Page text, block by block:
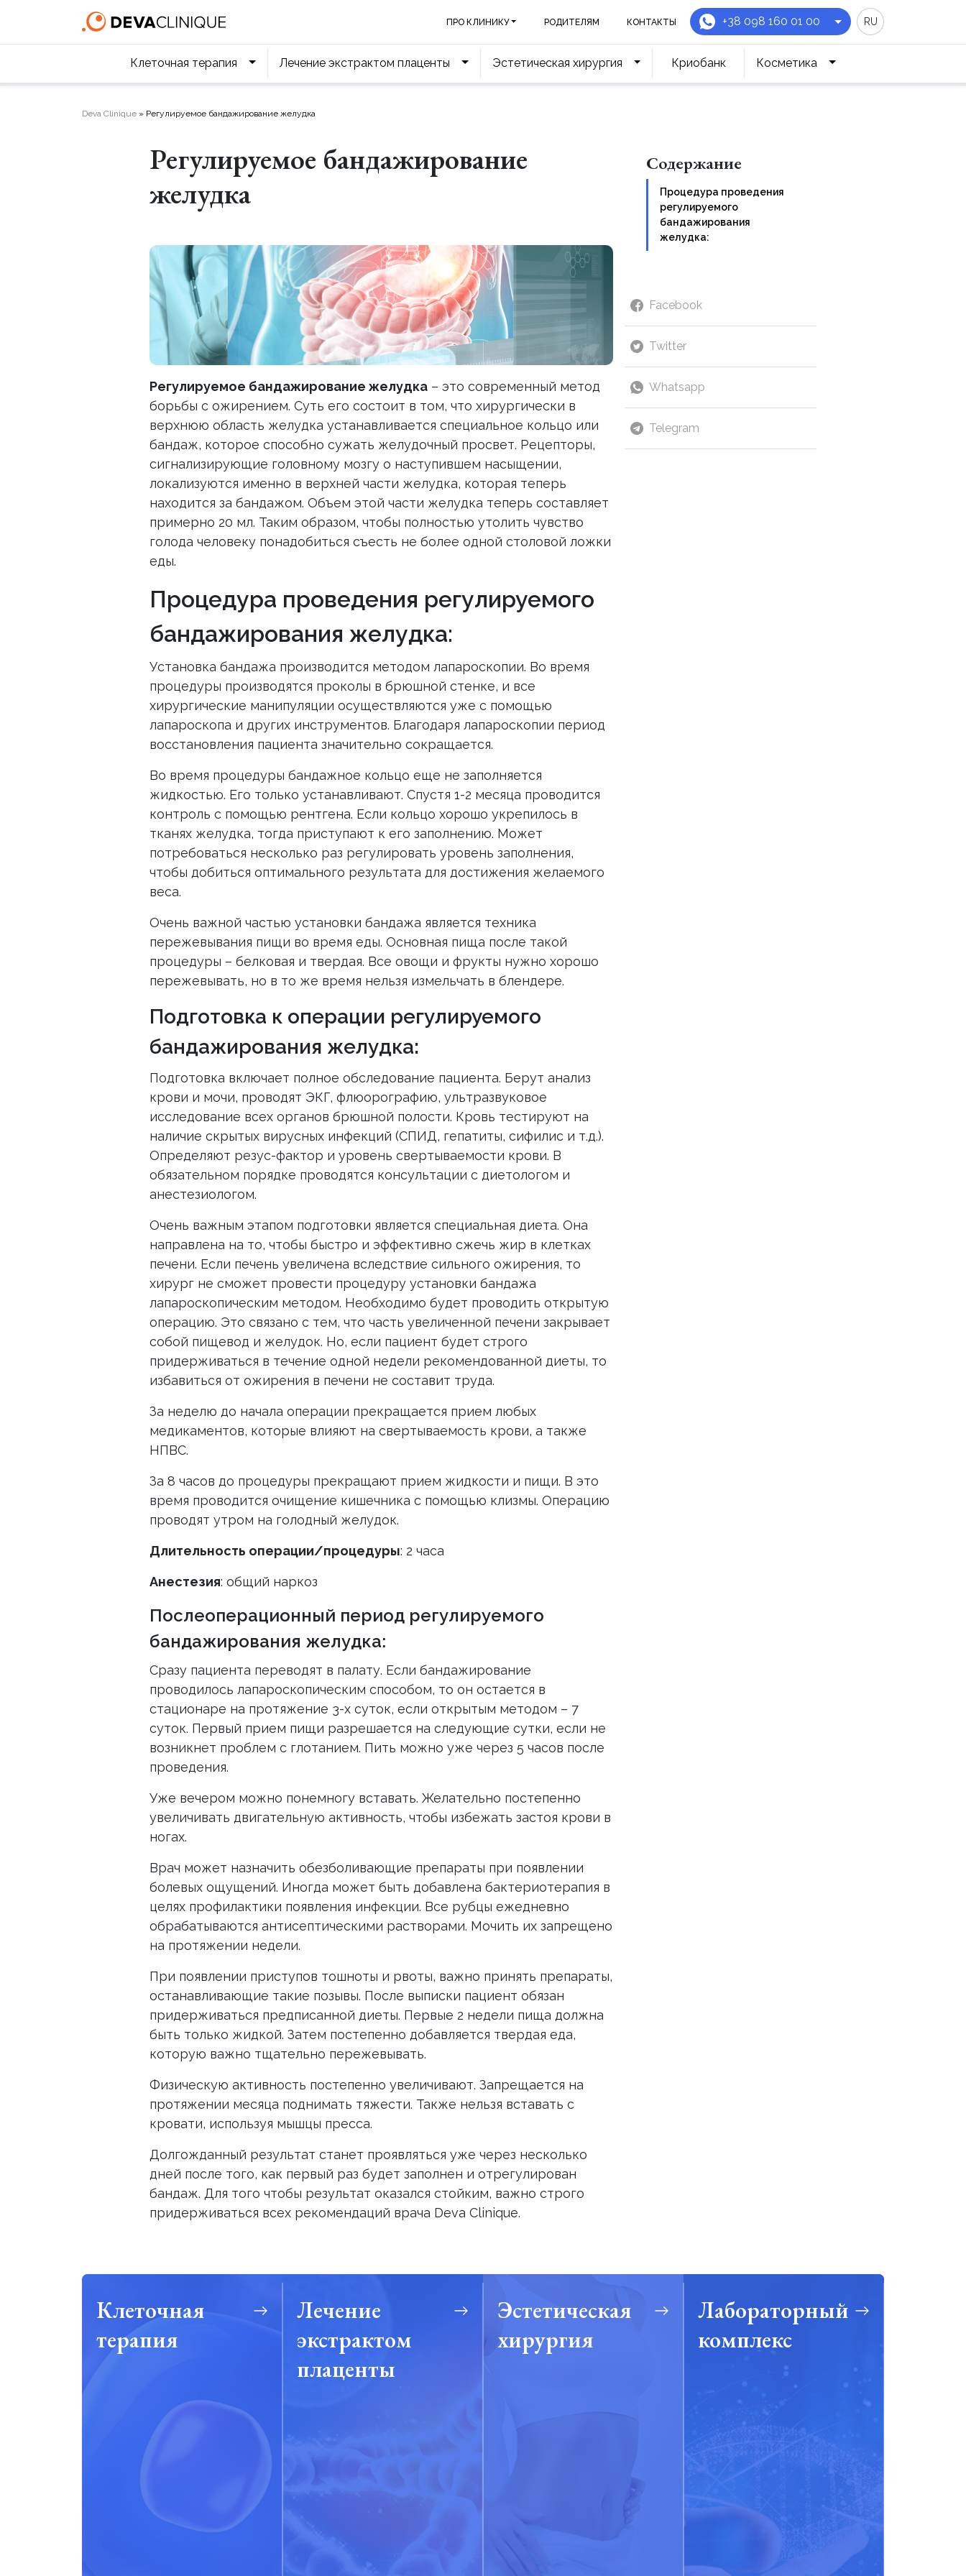
ПРО КЛИНИКУ РОДИТЕЛЯМ КОНТАКТЫ +38 098 160 01 00 RU
Клеточная терапия Лечение экстрактом плаценты Эстетическая хирургия Криобанк Косметика
Deva Clinique » Регулируемое бандажирование желудка
Регулируемое бандажирование
желудка
Регулируемое бандажирование желудка – это современный метод
борьбы с ожирением. Суть его состоит в том, что хирургически в
верхнюю область желудка устанавливается специальное кольцо или
бандаж, которое способно сужать желудочный просвет. Рецепторы,
сигнализирующие головному мозгу о наступившем насыщении,
локализуются именно в верхней части желудка, которая теперь
находится за бандажом. Объем этой части желудка теперь составляет
примерно 20 мл. Таким образом, чтобы полностью утолить чувство
голода человеку понадобиться съесть не более одной столовой ложки
еды.
Процедура проведения регулируемого
бандажирования желудка:
Установка бандажа производится методом лапароскопии. Во время
процедуры производятся проколы в брюшной стенке, и все
хирургические манипуляции осуществляются уже с помощью
лапароскопа и других инструментов. Благодаря лапароскопии период
восстановления пациента значительно сокращается.
Во время процедуры бандажное кольцо еще не заполняется
жидкостью. Его только устанавливают. Спустя 1-2 месяца проводится
контроль с помощью рентгена. Если кольцо хорошо укрепилось в
тканях желудка, тогда приступают к его заполнению. Может
потребоваться несколько раз регулировать уровень заполнения,
чтобы добиться оптимального результата для достижения желаемого
веса.
Очень важной частью установки бандажа является техника
пережевывания пищи во время еды. Основная пища после такой
процедуры – белковая и твердая. Все овощи и фрукты нужно хорошо
пережевывать, но в то же время нельзя измельчать в блендере.
Подготовка к операции регулируемого
бандажирования желудка:
Подготовка включает полное обследование пациента. Берут анализ
крови и мочи, проводят ЭКГ, флюорографию, ультразвуковое
исследование всех органов брюшной полости. Кровь тестируют на
наличие скрытых вирусных инфекций (СПИД, гепатиты, сифилис и т.д.).
Определяют резус-фактор и уровень свертываемости крови. В
обязательном порядке проводятся консультации с диетологом и
анестезиологом.
Очень важным этапом подготовки является специальная диета. Она
направлена на то, чтобы быстро и эффективно сжечь жир в клетках
печени. Если печень увеличена вследствие сильного ожирения, то
хирург не сможет провести процедуру установки бандажа
лапароскопическим методом. Необходимо будет проводить открытую
операцию. Это связано с тем, что часть увеличенной печени закрывает
собой пищевод и желудок. Но, если пациент будет строго
придерживаться в течение одной недели рекомендованной диеты, то
избавиться от ожирения в печени не составит труда.
За неделю до начала операции прекращается прием любых
медикаментов, которые влияют на свертываемость крови, а также
НПВС.
За 8 часов до процедуры прекращают прием жидкости и пищи. В это
время проводится очищение кишечника с помощью клизмы. Операцию
проводят утром на голодный желудок.
Длительность операции/процедуры: 2 часа
Анестезия: общий наркоз
Послеоперационный период регулируемого
бандажирования желудка:
Сразу пациента переводят в палату. Если бандажирование
проводилось лапароскопическим способом, то он остается в
стационаре на протяжение 3-х суток, если открытым методом – 7
суток. Первый прием пищи разрешается на следующие сутки, если не
возникнет проблем с глотанием. Пить можно уже через 5 часов после
проведения.
Уже вечером можно понемногу вставать. Желательно постепенно
увеличивать двигательную активность, чтобы избежать застоя крови в
ногах.
Врач может назначить обезболивающие препараты при появлении
болевых ощущений. Иногда может быть добавлена бактериотерапия в
целях профилактики появления инфекции. Все рубцы ежедневно
обрабатываются антисептическими растворами. Мочить их запрещено
на протяжении недели.
При появлении приступов тошноты и рвоты, важно принять препараты,
останавливающие такие позывы. После выписки пациент обязан
придерживаться предписанной диеты. Первые 2 недели пища должна
быть только жидкой. Затем постепенно добавляется твердая еда,
которую важно тщательно пережевывать.
Физическую активность постепенно увеличивают. Запрещается на
протяжении месяца поднимать тяжести. Также нельзя вставать с
кровати, используя мышцы пресса.
Долгожданный результат станет проявляться уже через несколько
дней после того, как первый раз будет заполнен и отрегулирован
бандаж. Для того чтобы результат оказался стойким, важно строго
придерживаться всех рекомендаций врача Deva Clinique.
Содержание
Процедура проведения
регулируемого
бандажирования
желудка:
Facebook
Twitter
Whatsapp
Telegram
Клеточная
терапия
Лечение
экстрактом
плаценты
Эстетическая
хирургия
Лабораторный
комплекс